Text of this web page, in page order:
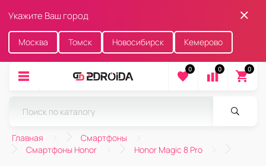
Укажите Ваш город
Москва Томск Новосибирск Кемерово
0 0 0
Главная
Смартфоны
Смартфоны Honor
Honor Magic 8 Pro